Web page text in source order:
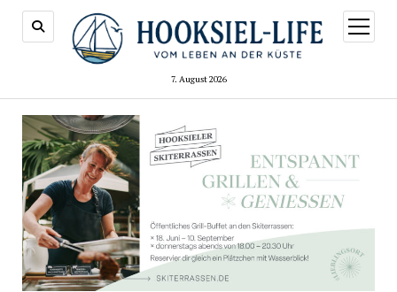
7. August 2026
Menü
öffnen